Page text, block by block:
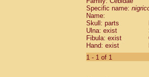
Cebidae
Cebidae
Cebidae
Cebidae
Cebidae
Cebidae
Cebidae
Specific name:
Name:
Skull: parts
Ulna: exist
Fibula: exist
Hand: exist
1 - 1 of 1